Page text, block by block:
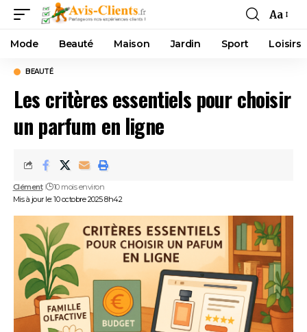
Aa
Mode Beauté Maison Jardin Sport Loisirs
BEAUTÉ
Les critères essentiels pour choisir
un parfum en ligne
Mis à jour le: 10 octobre 2025 8h42
Clément 10 mois environ